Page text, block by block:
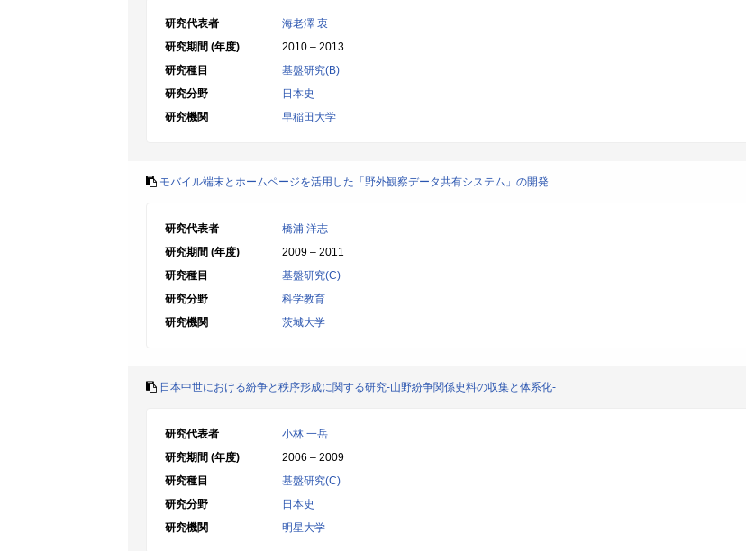
研究代表者
海老澤 衷
研究期間 (年度)
2010 – 2013
研究種目
基盤研究(B)
研究分野
日本史
研究機関
早稲田大学
モバイル端末とホームページを活用した「野外観察データ共有システム」の開発
研究代表者
橋浦 洋志
研究期間 (年度)
2009 – 2011
研究種目
基盤研究(C)
研究分野
科学教育
研究機関
茨城大学
日本中世における紛争と秩序形成に関する研究-山野紛争関係史料の収集と体系化-
研究代表者
小林 一岳
研究期間 (年度)
2006 – 2009
研究種目
基盤研究(C)
研究分野
日本史
研究機関
明星大学